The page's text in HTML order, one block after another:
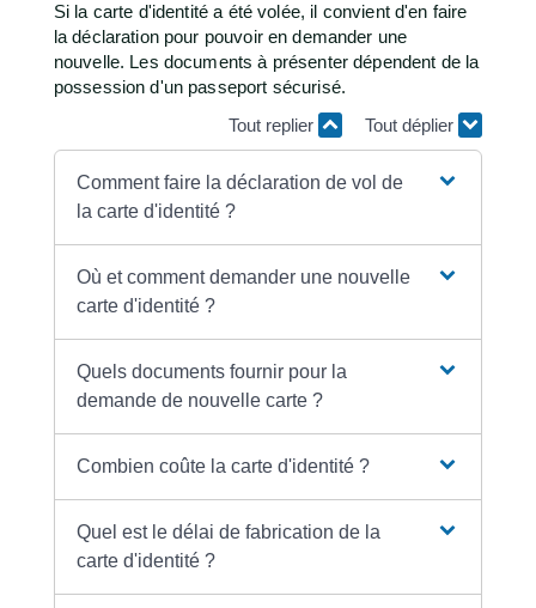
Si la carte d'identité a été volée, il convient d'en faire
la déclaration pour pouvoir en demander une
nouvelle. Les documents à présenter dépendent de la
possession d'un passeport sécurisé.
Tout replier
Tout déplier
Comment faire la déclaration de vol de
la carte d'identité ?
Où et comment demander une nouvelle
carte d'identité ?
Quels documents fournir pour la
demande de nouvelle carte ?
Combien coûte la carte d'identité ?
Quel est le délai de fabrication de la
carte d'identité ?